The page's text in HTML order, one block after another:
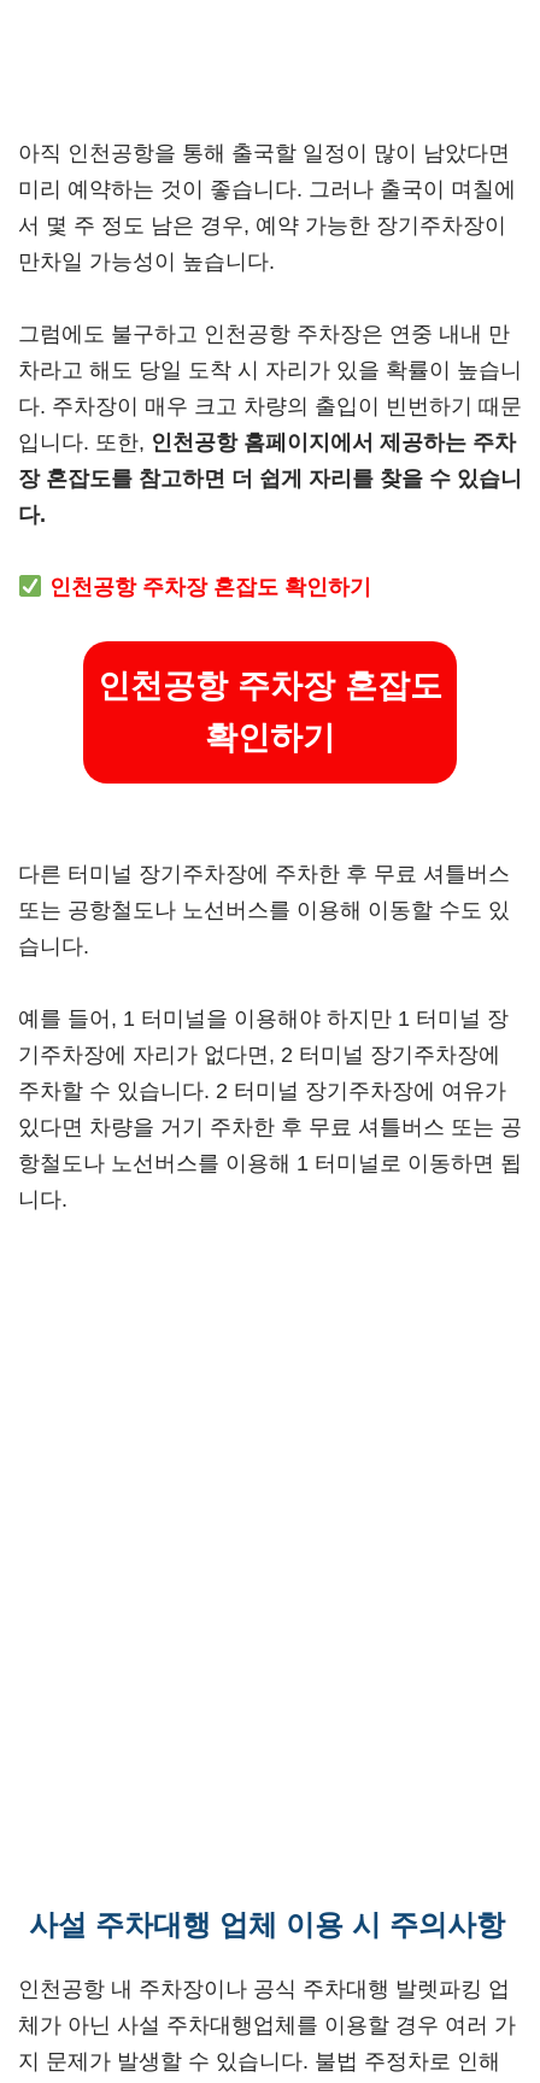
아직 인천공항을 통해 출국할 일정이 많이 남았다면
미리 예약하는 것이 좋습니다. 그러나 출국이 며칠에
서 몇 주 정도 남은 경우, 예약 가능한 장기주차장이
만차일 가능성이 높습니다.
그럼에도 불구하고 인천공항 주차장은 연중 내내 만
차라고 해도 당일 도착 시 자리가 있을 확률이 높습니
다. 주차장이 매우 크고 차량의 출입이 빈번하기 때문
입니다. 또한, 인천공항 홈페이지에서 제공하는 주차
장 혼잡도를 참고하면 더 쉽게 자리를 찾을 수 있습니
다.
인천공항 주차장 혼잡도 확인하기
인천공항 주차장 혼잡도
확인하기
다른 터미널 장기주차장에 주차한 후 무료 셔틀버스
또는 공항철도나 노선버스를 이용해 이동할 수도 있
습니다.
예를 들어, 1 터미널을 이용해야 하지만 1 터미널 장
기주차장에 자리가 없다면, 2 터미널 장기주차장에
주차할 수 있습니다. 2 터미널 장기주차장에 여유가
있다면 차량을 거기 주차한 후 무료 셔틀버스 또는 공
항철도나 노선버스를 이용해 1 터미널로 이동하면 됩
니다.
사설 주차대행 업체 이용 시 주의사항
인천공항 내 주차장이나 공식 주차대행 발렛파킹 업
체가 아닌 사설 주차대행업체를 이용할 경우 여러 가
지 문제가 발생할 수 있습니다. 불법 주정차로 인해